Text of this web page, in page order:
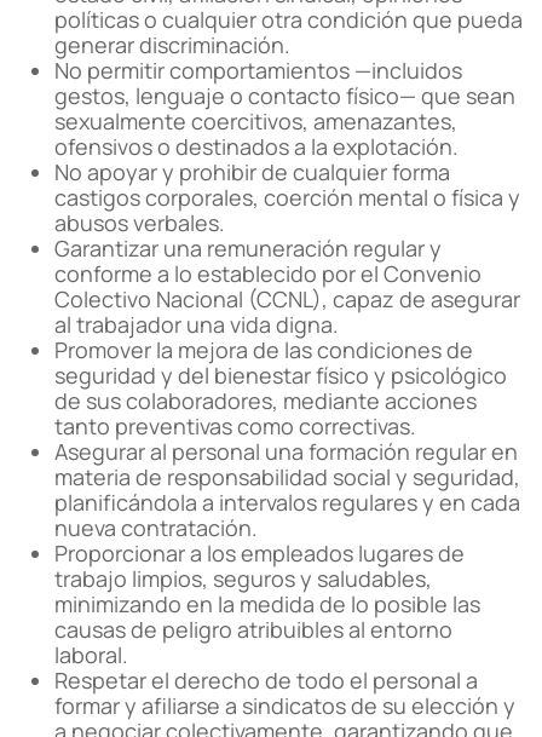
políticas o cualquier otra condición que pueda
generar discriminación.
No permitir comportamientos —incluidos
gestos, lenguaje o contacto físico— que sean
sexualmente coercitivos, amenazantes,
ofensivos o destinados a la explotación.
No apoyar y prohibir de cualquier forma
castigos corporales, coerción mental o física y
abusos verbales.
Garantizar una remuneración regular y
conforme a lo establecido por el Convenio
Colectivo Nacional (CCNL), capaz de asegurar
al trabajador una vida digna.
Promover la mejora de las condiciones de
seguridad y del bienestar físico y psicológico
de sus colaboradores, mediante acciones
tanto preventivas como correctivas.
Asegurar al personal una formación regular en
materia de responsabilidad social y seguridad,
planificándola a intervalos regulares y en cada
nueva contratación.
Proporcionar a los empleados lugares de
trabajo limpios, seguros y saludables,
minimizando en la medida de lo posible las
causas de peligro atribuibles al entorno
laboral.
Respetar el derecho de todo el personal a
formar y afiliarse a sindicatos de su elección y